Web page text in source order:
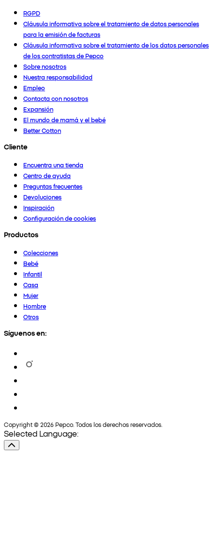
RGPD
Cláusula informativa sobre el tratamiento de datos personales
para la emisión de facturas
Cláusula informativa sobre el tratamiento de los datos personales
de los contratistas de Pepco
Sobre nosotros
Nuestra responsabilidad
Empleo
Contacta con nosotros
Expansión
El mundo de mamá y el bebé
Better Cotton
Cliente
Encuentra una tienda
Centro de ayuda
Preguntas frecuentes
Devoluciones
Inspiración
Configuración de cookies
Productos
Colecciones
Bebé
Infantil
Casa
Mujer
Hombre
Otros
Síguenos en:
Copyright © 2026 Pepco. Todos los derechos reservados.
Selected Language: